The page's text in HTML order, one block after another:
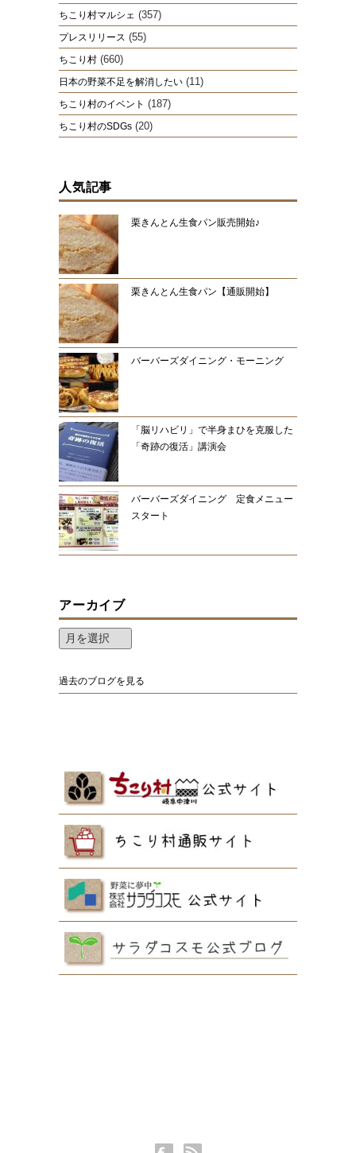
ちこり村マルシェ (357)
プレスリリース (55)
ちこり村 (660)
日本の野菜不足を解消したい (11)
ちこり村のイベント (187)
ちこり村のSDGs (20)
人気記事
栗きんとん生食パン販売開始♪
栗きんとん生食パン【通販開始】
バーバーズダイニング・モーニング
「脳リハビリ」で半身まひを克服した
「奇跡の復活」講演会
バーバーズダイニング 定食メニュー
スタート
アーカイブ
過去のブログを見る